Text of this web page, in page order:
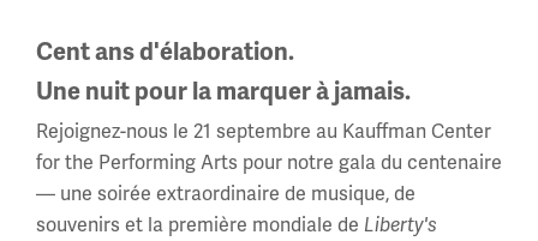
Cent ans d'élaboration.
Une nuit pour la marquer à jamais.
Rejoignez-nous le 21 septembre au Kauffman Center
for the Performing Arts pour notre gala du centenaire
— une soirée extraordinaire de musique, de
souvenirs et la première mondiale de Liberty's